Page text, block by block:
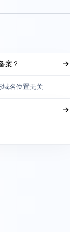
案？
域名位置无关